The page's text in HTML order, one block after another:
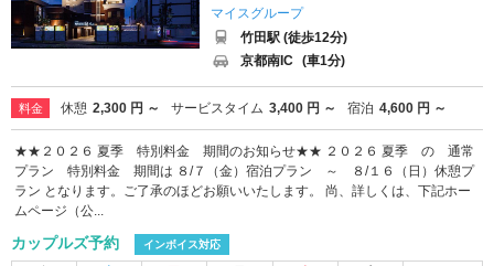
マイスグループ
竹田駅 (徒歩12分)
京都南IC (車1分)
料金 休憩 2,300 円 ～ サービスタイム 3,400 円 ～ 宿泊 4,600 円 ～
★★２０２６ 夏季 特別料金 期間のお知らせ★★ ２０２６ 夏季 の 通常
プラン 特別料金 期間は ８/７（金）宿泊プラン ～ ８/１６（日）休憩プ
ラン となります。ご了承のほどお願いいたします。 尚、詳しくは、下記ホー
ムページ（公...
カップルズ予約 インボイス対応